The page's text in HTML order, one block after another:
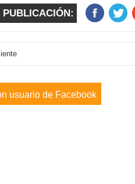
PUBLICACIÓN:
usuario de Facebook